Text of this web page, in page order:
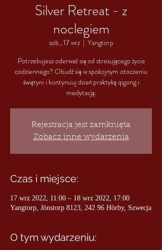
Silver Retreat - z
noclegiem
sob., 17 wrz
  |
Yangtorp
Potrzebujesz oderwać się od stresującego życia
codziennego? Obudź się w spokojnym otoczeniu
świątyni i kontynuuj dzień praktyką qigong i
medytacją.
Rejestracja jest zamknięta
Zobacz inne wydarzenia
Czas i miejsce:
17 wrz 2022, 11:00 – 18 wrz 2022, 17:00
Yangtorp, Jönstorp 8123, 242 96 Hörby, Szwecja
O tym wydarzeniu: